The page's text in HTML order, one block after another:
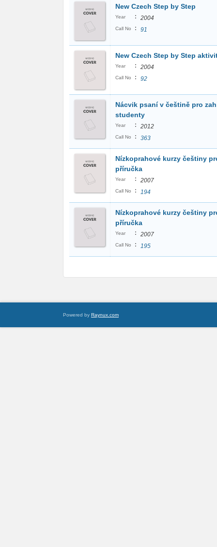
New Czech Step by Step
Year : 2004
Call No : 91
New Czech Step by Step
Year : 2004
Call No : 92
Nácvik psaní v češtině pro
studenty
Year : 2012
Call No : 363
Nízkoprahové kurzy češtiny
příručka
Year : 2007
Call No : 194
Nízkoprahové kurzy češtiny
příručka
Year : 2007
Call No : 195
Powered by Raynux.com